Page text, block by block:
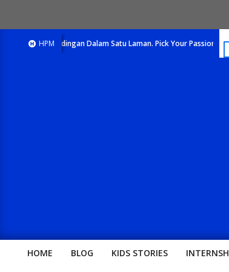
HPM
Pertandingan Dalam Satu Laman. Pick Your Passion !! E-
HOME BLOG KIDS STORIES